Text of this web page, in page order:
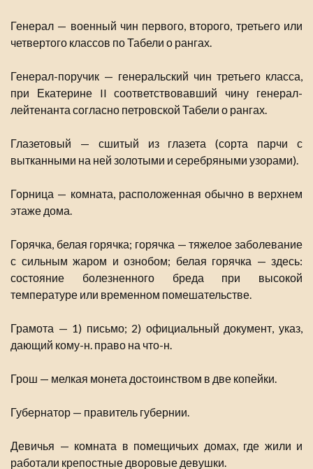
Генерал — военный чин первого, второго, третьего или
четвертого классов по Табели о рангах.
Генерал-поручик — генеральский чин третьего класса,
при Екатерине II соответствовавший чину генерал-
лейтенанта согласно петровской Табели о рангах.
Глазетовый — сшитый из глазета (сорта парчи с
вытканными на ней золотыми и серебряными узорами).
Горница — комната, расположенная обычно в верхнем
этаже дома.
Горячка, белая горячка; горячка — тяжелое заболевание
с сильным жаром и ознобом; белая горячка — здесь:
состояние болезненного бреда при высокой
температуре или временном помешательстве.
Грамота — 1) письмо; 2) официальный документ, указ,
дающий кому-н. право на что-н.
Грош — мелкая монета достоинством в две копейки.
Губернатор — правитель губернии.
Девичья — комната в помещичьих домах, где жили и
работали крепостные дворовые девушки.